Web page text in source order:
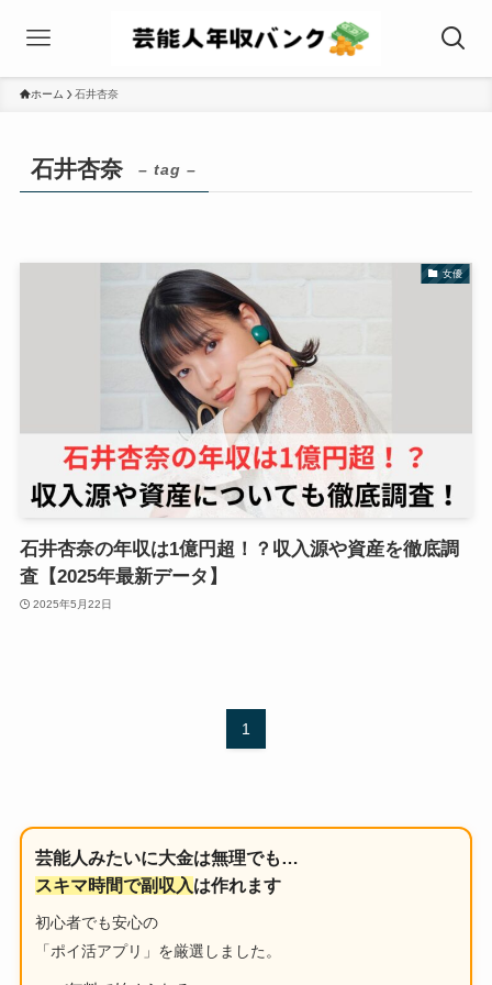
ホーム 石井杏奈
石井杏奈 – tag –
女優
石井杏奈の年収は1億円超！？収入源や資産を徹底調
査【2025年最新データ】
2025年5月22日
1
芸能人みたいに大金は無理でも…
スキマ時間で副収入は作れます
初心者でも安心の
「ポイ活アプリ」を厳選しました。